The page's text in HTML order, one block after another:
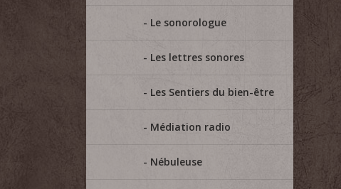
Le sonorologue
Les lettres sonores
Les Sentiers du bien-être
Médiation radio
Nébuleuse